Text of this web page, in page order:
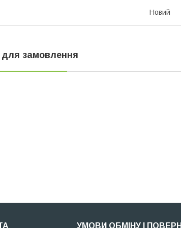
Новий
для замовлення
УМОВИ ОБМІНУ І